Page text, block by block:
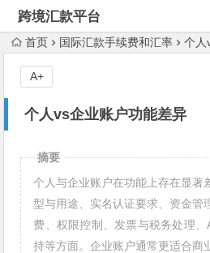
跨境汇款平台
首页 国际汇款手续费和汇率 个人
个人vs企业账户功能差异
A+
摘要
个人与企业账户在功能上存在显著
型与用途、实名认证要求、资金管
费、权限控制、发票与税务处理
持等方面。企业账户通常更适合商